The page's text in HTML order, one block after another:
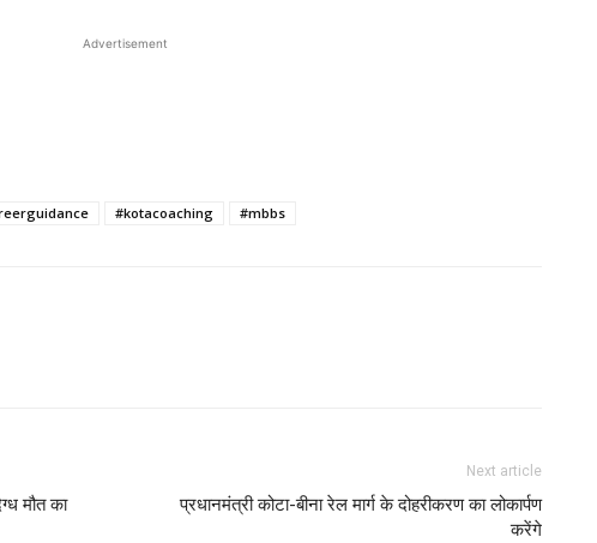
Advertisement
#kotacoaching #mbbs
मौत का
Next article
प्रधानमंत्री कोटा-बीना रेल मार्ग के दोहरीकरण का लोकार्पण
करेंगे